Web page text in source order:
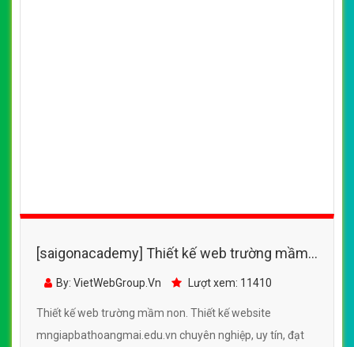
[saigonacademy] Thiết kế web trường mầm
non - mngiapbathoangmai.edu.vn
By: VietWebGroup.Vn Lượt xem: 11410
Thiết kế web trường mầm non. Thiết kế website
mngiapbathoangmai.edu.vn chuyên nghiệp, uy tín, đạt